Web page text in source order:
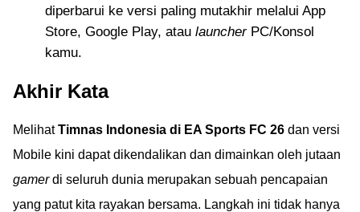
diperbarui ke versi paling mutakhir melalui App
Store, Google Play, atau launcherPC/Konsol
kamu.
Akhir Kata
MelihatTimnas Indonesia di EA Sports FC 26 dan versi
Mobile kini dapat dikendalikan dan dimainkan oleh jutaan
gamerdi seluruh dunia merupakan sebuah pencapaian
yang patut kita rayakan bersama. Langkah ini tidak hanya